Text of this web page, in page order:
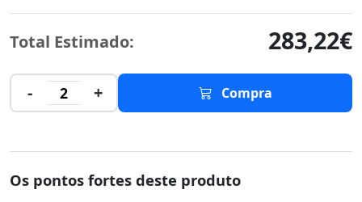
Total Estimado: 283,22€
- 2 + Compra
Os pontos fortes deste produto